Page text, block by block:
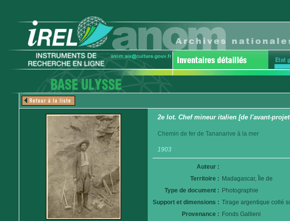
2e lot. Chef mineur italien [de l'avant-
Chemin de fer de Tananarive à la mer
1903
Auteur :
Territoire : Madagascar, Île de
Type de document : Photographie
Support et dimensions : Tirage argentique collé
Provenance : Fonds Gallieni